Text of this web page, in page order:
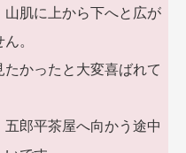
肌に上から下へと広が
。
かったと大変喜ばれて
郎平茶屋へ向かう途中